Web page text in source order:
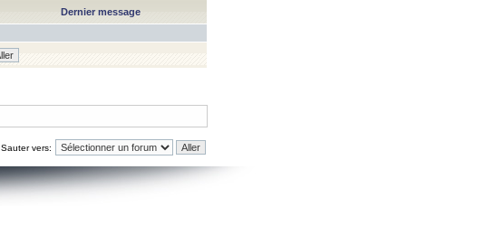
Dernier message
Sauter vers: